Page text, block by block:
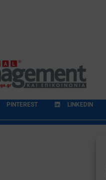
PINTEREST LINKEDIN